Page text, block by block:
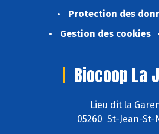
Protection des
Gestion des cookies
Biocoop La
Lieu dit la
05260 St-Jean-St-